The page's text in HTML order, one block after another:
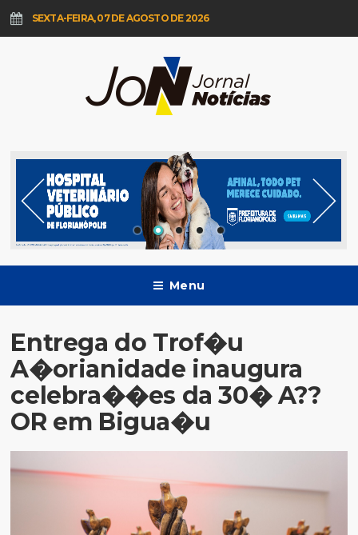
SEXTA-FEIRA, 07 DE AGOSTO DE 2026
Menu
Entrega do Trof�u
A�orianidade inaugura
celebra��es da 30� A??
OR em Bigua�u